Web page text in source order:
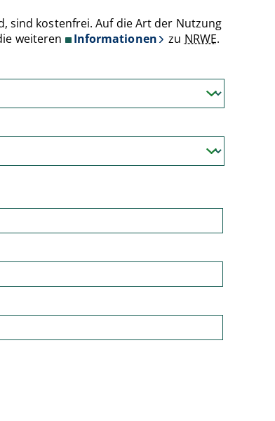
sind kostenfrei. Auf die Art der Nutzung
weiteren Informationen zu NRWE.